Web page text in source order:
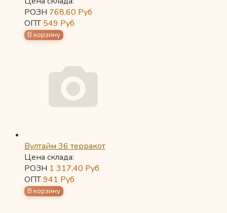
РОЗН 768,60 Руб
ОПТ549 Руб
Вултайм 36 терракот
Цена склада:
РОЗН 1 317,40 Руб
ОПТ941 Руб